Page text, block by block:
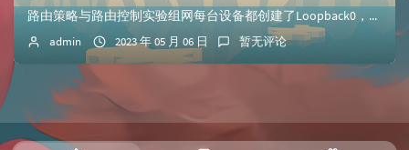
路由策略与路由控制实验组网每台设备都创建了Loopback0，地址为10.123.x.x/32（x为设备号）在R2、R4上测试ip连通性配置OSPF、IS...
admin 2023 年 05 月 06 日 暂无评论